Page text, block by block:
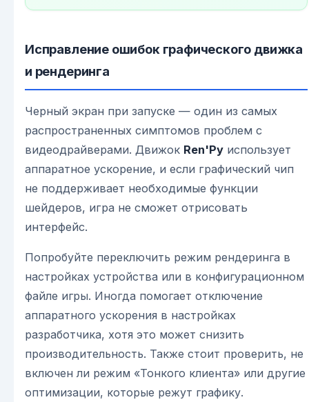
Исправление ошибок графического движка
и рендеринга
Черный экран при запуске — один из самых
распространенных симптомов проблем с
видеодрайверами. Движок Ren'Py использует
аппаратное ускорение, и если графический чип
не поддерживает необходимые функции
шейдеров, игра не сможет отрисовать
интерфейс.
Попробуйте переключить режим рендеринга в
настройках устройства или в конфигурационном
файле игры. Иногда помогает отключение
аппаратного ускорения в настройках
разработчика, хотя это может снизить
производительность. Также стоит проверить, не
включен ли режим «Тонкого клиента» или другие
оптимизации, которые режут графику.